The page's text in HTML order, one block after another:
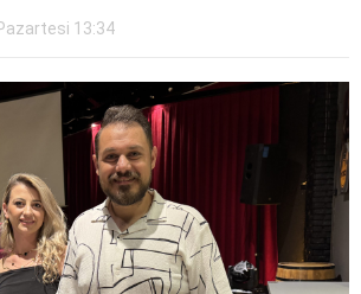
13:34